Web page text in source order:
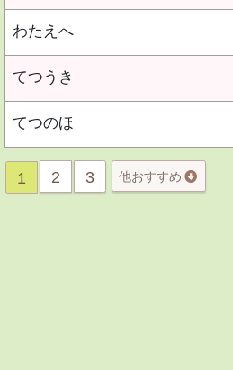
わたえへ
てつうき
てつのほ
1 2 3 他おすすめ